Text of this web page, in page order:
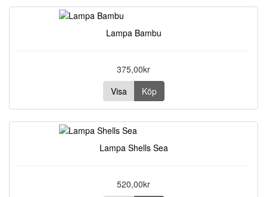
Lampa Bambu
375,00kr
Visa
Köp
Lampa Shells Sea
520,00kr